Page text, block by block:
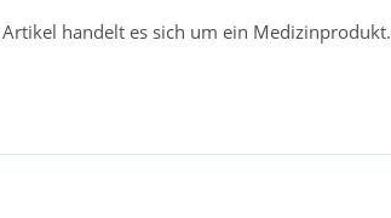
handelt es sich um ein Medizinprodukt.